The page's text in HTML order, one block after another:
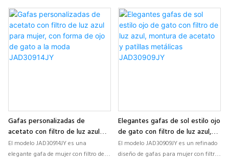
estructura ligera de doble puente,
patillas delgadas y combinaciones de
colores personalizables, ideales para
negocios, oficinas y colecciones
ópticas de marca propia de alta
diseñada para marcas de moda
contemporáneas. Presenta una
silueta cuadrada ligera, detalles
texturizados en las patillas y
opciones de color personalizables
Gafas personalizadas de
acetato con filtro de luz azul
para mujer, con forma de ojo de
gato a la moda JAD30914JY
El modelo JAD30914JY es una
elegante gafa de mujer con filtro de
Elegantes gafas de sol estilo ojo
de gato con filtro de luz azul,
montura de acetato y patillas
metálicas JAD30909JY
El modelo JAD30909JY es un refinado
diseño de gafas para mujer con filtro